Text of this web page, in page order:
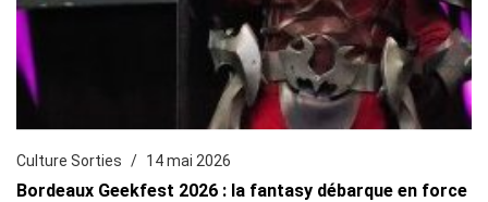
Culture Sorties 14 mai 2026
Bordeaux Geekfest 2026 : la fantasy débarque en force